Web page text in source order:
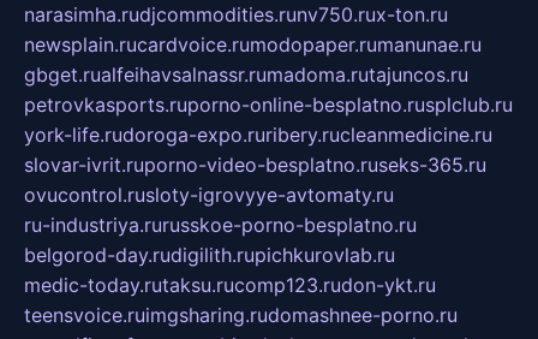
narasimha.rudjcommodities.runv750.rux-ton.ru
newsplain.rucardvoice.rumodopaper.rumanunae.ru
gbget.rualfeihavsalnassr.rumadoma.rutajuncos.ru
petrovkasports.ruporno-online-besplatno.rusplclub.ru
york-life.rudoroga-expo.ruribery.rucleanmedicine.ru
slovar-ivrit.ruporno-video-besplatno.ruseks-365.ru
ovucontrol.rusloty-igrovyye-avtomaty.ru
ru-industriya.rurusskoe-porno-besplatno.ru
belgorod-day.rudigilith.rupichkurovlab.ru
medic-today.rutaksu.rucomp123.rudon-ykt.ru
teensvoice.ruimgsharing.rudomashnee-porno.ru